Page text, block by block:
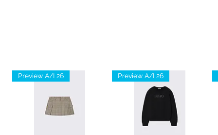
Preview A/I 26 Preview A/I 26